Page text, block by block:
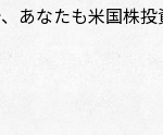
あなたも米国株投